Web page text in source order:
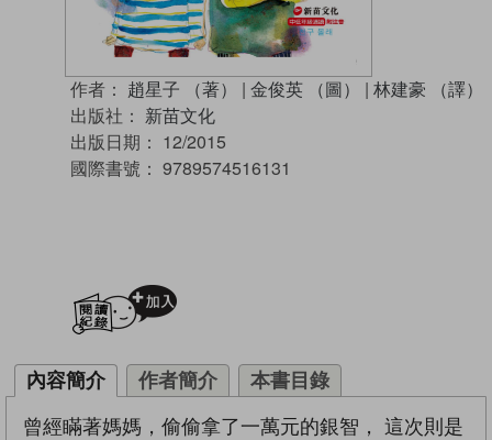
作者： 趙星子 （著） | 金俊英 （圖） | 林建豪 （譯）
出版社： 新苗文化
出版日期： 12/2015
國際書號： 9789574516131
內容簡介 作者簡介 本書目錄
曾經瞞著媽媽，偷偷拿了一萬元的銀智， 這次則是